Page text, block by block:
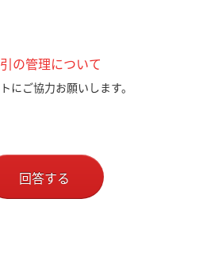
の管理について
にご協力お願いします。
回答する